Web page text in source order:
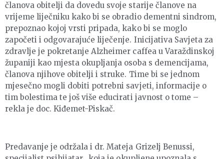
članova obitelji da dovedu svoje starije članove na
vrijeme liječniku kako bi se obradio dementni sindrom,
prepoznao kojoj vrsti pripada, kako bi se moglo
započeti i odgovarajuće liječenje. Inicijativa Savjeta za
zdravlje je pokretanje Alzheimer caffea u Varaždinskoj
županiji kao mjesta okupljanja osoba s demencijama,
članova njihove obitelji i struke. Time bi se jednom
mjesečno mogli dobiti potrebni savjeti, informacije o
tim bolestima te još više educirati javnost o tome –
rekla je doc. Kiđemet-Piskač.
Predavanje je održala i dr. Mateja Grizelj Benussi,